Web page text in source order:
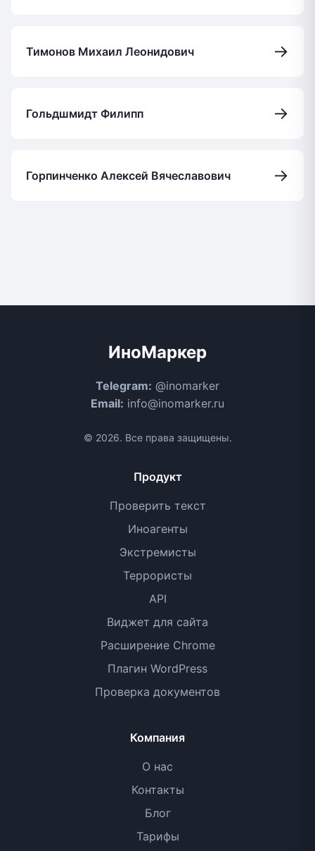
Тимонов Михаил Леонидович →
Гольдшмидт Филипп →
Горпинченко Алексей Вячеславович →
ИноМаркер
Telegram: @inomarker
Email: info@inomarker.ru
© 2026. Все права защищены.
Продукт
Проверить текст
Иноагенты
Экстремисты
Террористы
API
Виджет для сайта
Расширение Chrome
Плагин WordPress
Проверка документов
Компания
О нас
Контакты
Блог
Тарифы